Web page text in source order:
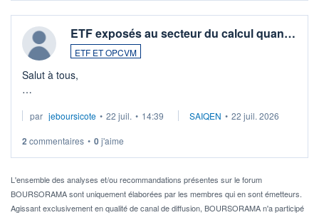
ETF exposés au secteur du calcul quan…
ETF ET OPCVM
Salut à tous,
via un ETF plutôt que des actions individuelles.
Idéalement, je voudrais qu'il soit éligible au PEA.
Pour l' ...
par jeboursicote • 22 juil. • 14:39 SAIQEN • 22 juil. 2026
2 commentaires • 0j'aime
L'ensemble des analyses et/ou recommandations présentes sur le forum
BOURSORAMA sont uniquement élaborées par les membres qui en sont émetteurs.
Agissant exclusivement en qualité de canal de diffusion, BOURSORAMA n'a participé